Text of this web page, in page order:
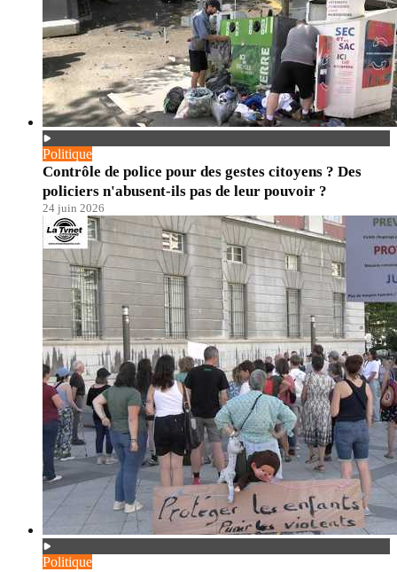
Politique
Contrôle de police pour des gestes citoyens ? Des
policiers n'abusent-ils pas de leur pouvoir ?
24 juin 2026
Politique